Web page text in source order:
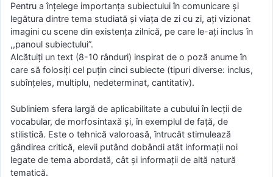
Pentru a înţelege importanţa subiectului în comunicare şi
legătura dintre tema studiată şi viaţa de zi cu zi, aţi vizionat
imagini cu scene din existenţa zilnică, pe care le-aţi inclus în
,,panoul subiectului”.
Alcătuiţi un text (8-10 rânduri) inspirat de o poză anume în
care să folosiţi cel puţin cinci subiecte (tipuri diverse: inclus,
subînţeles, multiplu, nedeterminat, cantitativ).
Subliniem sfera largă de aplicabilitate a cubului în lecţii de
vocabular, de morfosintaxă şi, în exemplul de faţă, de
stilistică. Este o tehnică valoroasă, întrucât stimulează
gândirea critică, elevii putând dobândi atât informaţii noi
legate de tema abordată, cât şi informaţii de altă natură
tematică.